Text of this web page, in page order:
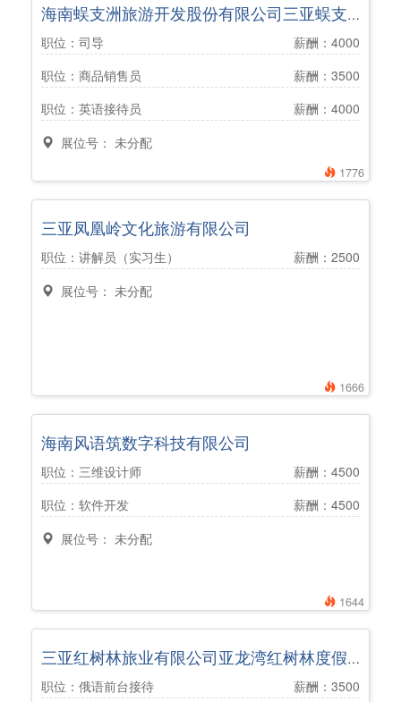
1776
海南蜈支洲旅游开发股份有限公司三亚蜈支洲岛旅游区
职位：司导
薪酬：4000
职位：商品销售员
薪酬：3500
职位：英语接待员
薪酬：4000
展位号： 未分配
1666
三亚凤凰岭文化旅游有限公司
职位：讲解员（实习生）
薪酬：2500
展位号： 未分配
1644
海南风语筑数字科技有限公司
职位：三维设计师
薪酬：4500
职位：软件开发
薪酬：4500
展位号： 未分配
三亚红树林旅业有限公司亚龙湾红树林度假酒店
职位：俄语前台接待
薪酬：3500